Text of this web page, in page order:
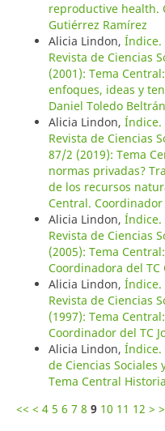
reproductive health.
Gutiérrez Ramírez
Alicia Lindon, Índice.
Revista de Ciencias
(2001): Tema
enfoques, ideas y
Daniel Toledo Beltrán
Alicia Lindon, Índice.
Revista de Ciencias
87/2 (2019): Tema
normas privadas?
de los recursos
Central.
Alicia Lindon, Índice.
Revista de Ciencias
(2005): Tema
Coordinadora del
Alicia Lindon, Índice.
Revista de Ciencias
(1997): Tema
Coordinador del TC
Alicia Lindon, Índice.
de Ciencias Sociales
Tema Central
<< < 4 5 6 7 8 9 10 11 12 >